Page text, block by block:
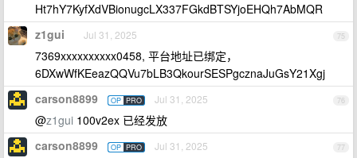
Ht7hY7KyfXdVBionugcLX337FGkdBTSYjoEHQh7AbMQR
75
z1gui Jul 31, 2025
7369xxxxxxxxxx0458, 平台地址已绑定，
6DXwWfKEeazQQVu7bLB3QkourSESPgcznaJuGsY21Xgj
76
carson8899 OP PRO Jul 31, 2025
@z1gui 100v2ex 已经发放
77
carson8899 OP PRO Jul 31, 2025